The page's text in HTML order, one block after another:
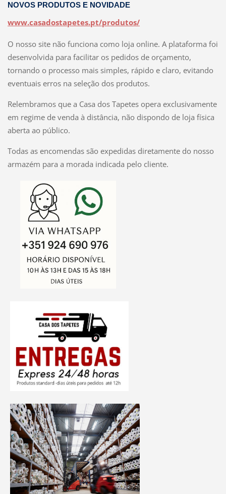
NOVOS PRODUTOS E NOVIDADE
www.casadostapetes.pt/produtos/
O nosso site não funciona como loja online. A plataforma foi
desenvolvida para facilitar os pedidos de orçamento,
tornando o processo mais simples, rápido e claro, evitando
eventuais erros na seleção dos produtos.
Relembramos que a Casa dos Tapetes opera exclusivamente
em regime de venda à distância, não dispondo de loja física
aberta ao público.
Todas as encomendas são expedidas diretamente do nosso
armazém para a morada indicada pelo cliente.